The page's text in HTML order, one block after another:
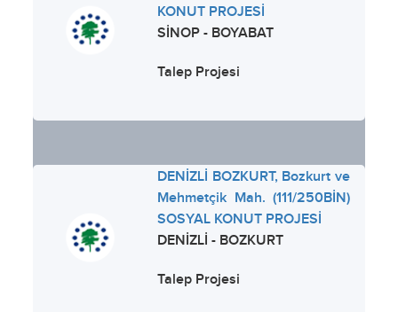
KONUT PROJESİ
SİNOP - BOYABAT
Talep Projesi
DENİZLİ BOZKURT, Bozkurt ve
Mehmetçik Mah. (111/250BİN)
SOSYAL KONUT PROJESİ
DENİZLİ - BOZKURT
Talep Projesi